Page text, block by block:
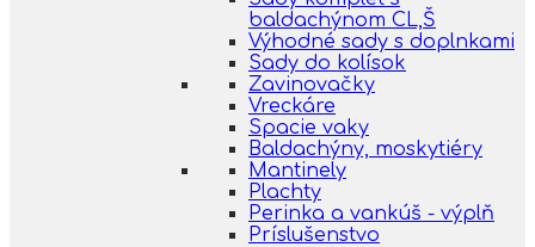
baldachýnom CL,Š
Výhodné sady s doplnkami
Sady do kolísok
Zavinovačky
Vreckáre
Spacie vaky
Baldachýny, moskytiéry
Mantinely
Plachty
Perinka a vankúš - výplň
Príslušenstvo